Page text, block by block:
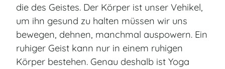
die des Geistes. Der Körper ist unser Vehikel,
um ihn gesund zu halten müssen wir uns
bewegen, dehnen, manchmal auspowern. Ein
ruhiger Geist kann nur in einem ruhigen
Körper bestehen. Genau deshalb ist Yoga